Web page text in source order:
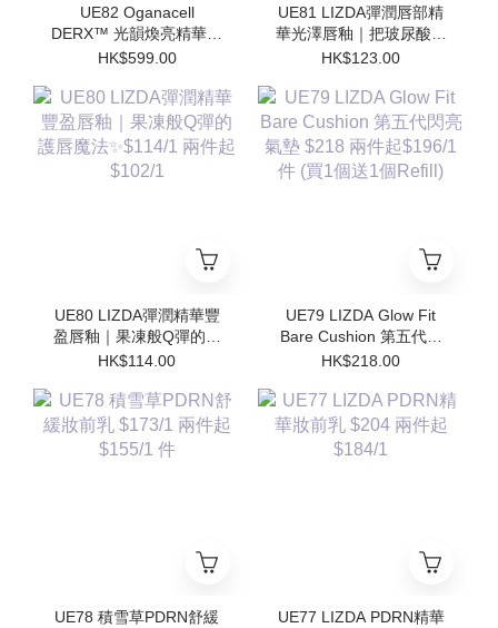
UE82 Oganacell
DERX™ 光韻煥亮精華霜
50ml $599/1 [*$958/2 送
[*$1437/3送 超勝肽爽膚
水15ml*8] *【Skin
Booster 系列任選6件送
超勝肽爽膚水15ml*8+超
勝肽安瓶10ml*8】
HK$599.00
UE81 LIZDA彈潤唇部精
華光澤唇釉｜把玻尿酸塗
在嘴唇上💧 $123/1 兩支
HK$123.00
UE80 LIZDA彈潤精華豐
盈唇釉｜果凍般Q彈的護
唇魔法✨$114/1 兩件起
HK$114.00
UE79 LIZDA Glow Fit
Bare Cushion 第五代閃
亮氣墊 $218 兩件起
Refill)
HK$218.00
UE78 積雪草PDRN舒緩
UE77 LIZDA PDRN精華